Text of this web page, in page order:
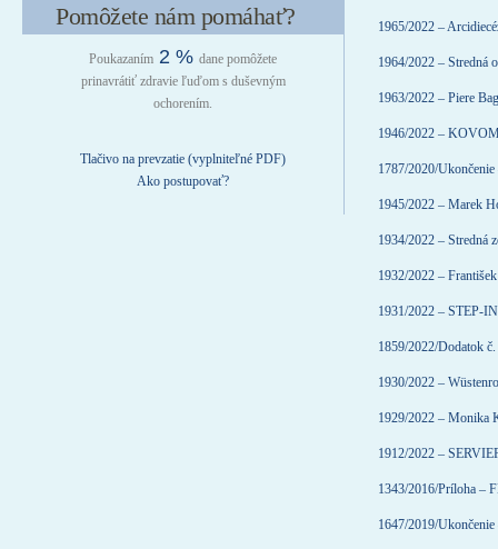
1965/2022 –
1964/2022 – Stredná
1963/2022 – Piere
1946/2022 –
1787/2020/
1945/2022 – Marek
1934/2022 – Stredná
1932/2022 –
1931/2022 – STEP-
1859/2022/Dodatok
1930/2022 –
1929/2022 – Monika
1912/2022 –
1343/2016/Príloha –
1647/2019/
Pomôžete nám pomáhať?
Poukazaním 2 % dane pomôžete
prinavrátiť zdravie ľuďom s duševným
ochorením.
Tlačivo na prevzatie (vyplniteľné PDF)
Ako postupovať?